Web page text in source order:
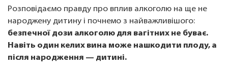
Розповідаємо правду про вплив алкоголю на ще не
народжену дитину і почнемо з найважливішого:
безпечної дози алкоголю для вагітних не буває.
Навіть один келих вина може нашкодити плоду, а
після народження — дитині.